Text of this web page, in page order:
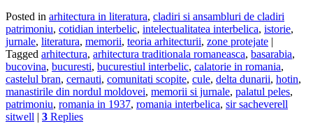
Posted in arhitectura in literatura, cladiri si ansambluri de cladiri
patrimoniu, cotidian interbelic, intelectualitatea interbelica, istorie,
jurnale, literatura, memorii, teoria arhitecturii, zone protejate |
Tagged arhitectura, arhitectura traditionala romaneasca, basarabia,
bucovina, bucuresti, bucurestiul interbelic, calatorie in romania,
castelul bran, cernauti, comunitati scopite, cule, delta dunarii, hotin,
manastirile din nordul moldovei, memorii si jurnale, palatul peles,
patrimoniu, romania in 1937, romania interbelica, sir sacheverell
sitwell | 3 Replies